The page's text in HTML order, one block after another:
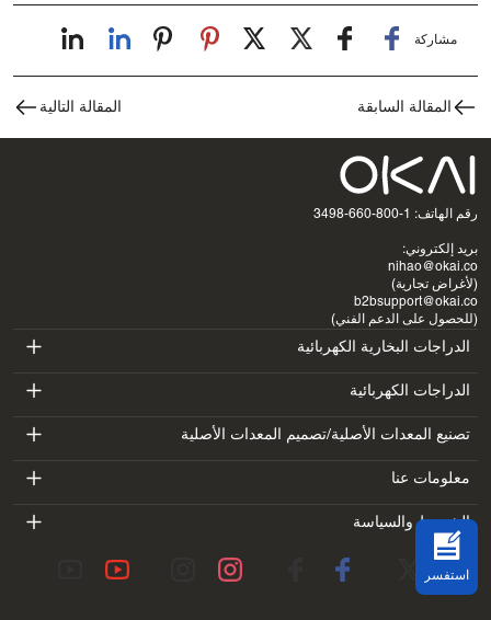
مشاركة
المقالة السابقة المقالة التالية
رقم الهاتف: 1-800-660-3498
بريد إلكتروني:
nihao@okai.co
(لأغراض تجارية)
b2bsupport@okai.co
(للحصول على الدعم الفني)
الدراجات البخارية الكهربائية
ES400A
ES410
ES600P
ES700
الدراجات الكهربائية
EB100B
EB300
EB100B V3
تصنيع المعدات الأصلية/تصميم المعدات الأصلية
SV3
DK1
معلومات عنا
مقدمة
معمل
الشروط والسياسة
استفسر